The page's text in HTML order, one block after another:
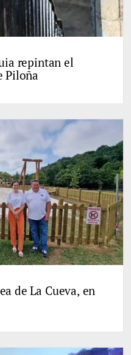
repintan el
Piloña
de La Cueva, en